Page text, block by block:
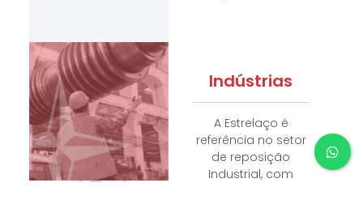
Indústrias
A Estrelaço é
referência no setor
de reposição
Industrial, com